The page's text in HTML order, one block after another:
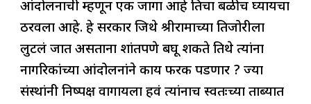
आंदोलनाची म्हणून एक जागा आहे तिचा बळीच घ्यायचा
ठरवला आहे. हे सरकार जिथे श्रीरामाच्या तिजोरीला
लुटलं जात असताना शांतपणे बघू शकते तिथे त्यांना
नागरिकांच्या आंदोलनांने काय फरक पडणार ? ज्या
संस्थांनी निष्पक्ष वागायला हवं त्यांनाच स्वतःच्या ताब्यात